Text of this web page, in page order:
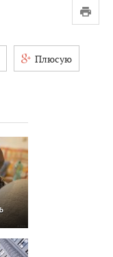
Плюсую